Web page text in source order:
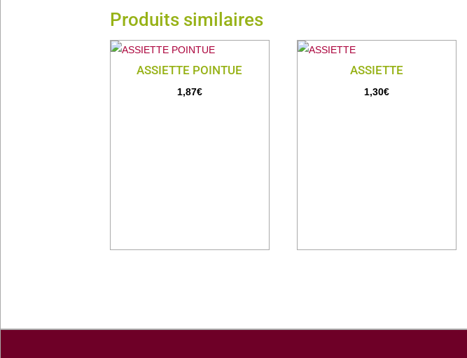
Produits similaires
ASSIETTE POINTUE
1,87€
ASSIETTE
1,30€